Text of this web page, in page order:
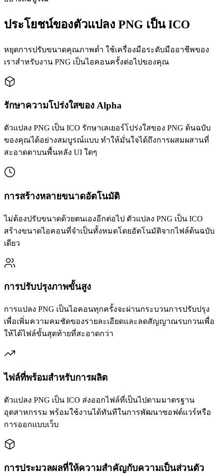
ประโยชน์ของตัวแปลง PNG เป็น ICO
หยุดการปรับขนาดคุณภาพต่ำ ใช้เครื่องมือระดับมืออาชีพของ
เราสำหรับงาน PNG เป็นไอคอนครั้งต่อไปของคุณ
รักษาความโปร่งใสของ Alpha
ตัวแปลง PNG เป็น ICO รักษาเลเยอร์โปร่งใสของ PNG ต้นฉบับ
ของคุณได้อย่างสมบูรณ์แบบ ทำให้มั่นใจได้ถึงการผสมผสานที่
สะอาดตาบนพื้นหลัง UI ใดๆ
การสร้างหลายขนาดอัตโนมัติ
ไม่ต้องปรับขนาดด้วยตนเองอีกต่อไป ตัวแปลง PNG เป็น ICO
สร้างขนาดไอคอนที่จำเป็นทั้งหมดโดยอัตโนมัติจากไฟล์ต้นฉบับ
เดียว
การปรับปรุงภาพขั้นสูง
การแปลง PNG เป็นไอคอนทุกครั้งจะผ่านกระบวนการปรับปรุง
เพื่อเพิ่มความคมชัดของรายละเอียดและลดสัญญาณรบกวนเพื่อ
ให้ได้ไฟล์ขั้นสุดท้ายที่สะอาดกว่า
ไฟล์ที่พร้อมสำหรับการผลิต
ตัวแปลง PNG เป็น ICO ส่งออกไฟล์ที่เป็นไปตามมาตรฐาน
อุตสาหกรรม พร้อมใช้งานได้ทันทีในการพัฒนาซอฟต์แวร์หรือ
การออกแบบเว็บ
การประมวลผลที่ให้ความสำคัญกับความเป็นส่วนตัว